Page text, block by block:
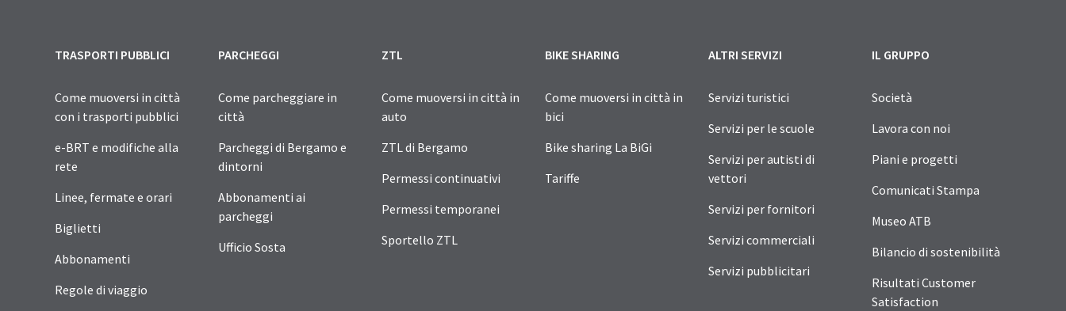
TRASPORTI PUBBLICI
Come muoversi in città
con i trasporti pubblici
e-BRT e modifiche alla
rete
Linee, fermate e orari
Biglietti
Abbonamenti
Regole di viaggio
PARCHEGGI
Come parcheggiare in
città
Parcheggi di Bergamo e
dintorni
Abbonamenti ai
parcheggi
Ufficio Sosta
ZTL
Come muoversi in città in
auto
ZTL di Bergamo
Permessi continuativi
Permessi temporanei
Sportello ZTL
BIKE SHARING
Come muoversi in città in
bici
Bike sharing La BiGi
Tariffe
ALTRI SERVIZI
Servizi turistici
Servizi per le scuole
Servizi per autisti di
vettori
Servizi per fornitori
Servizi commerciali
Servizi pubblicitari
IL GRUPPO
Società
Lavora con noi
Piani e progetti
Comunicati Stampa
Museo ATB
Bilancio di sostenibilità
Risultati Customer
Satisfaction